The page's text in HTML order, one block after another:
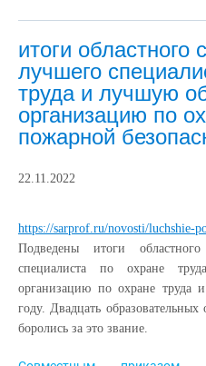
итоги областного
лучшего
труда и лучшую
организацию по
пожарной
22.11.2022
https://sarprof.ru/novosti/luchshie-
Подведены итоги
специалиста по охране
организацию по охране труда
году. Двадцать
боролись за это звание.